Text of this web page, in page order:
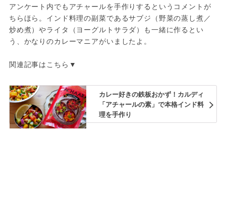
アンケート内でもアチャールを手作りするというコメントが
ちらほら。インド料理の副菜であるサブジ（野菜の蒸し煮／
炒め煮）やライタ（ヨーグルトサラダ）も一緒に作るとい
う、かなりのカレーマニアがいましたよ。
関連記事はこちら▼
カレー好きの鉄板おかず！カルディ
「アチャールの素」で本格インド料
理を手作り